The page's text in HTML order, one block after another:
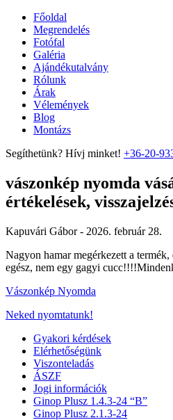
Főoldal
Megrendelés
Fotófal
Galéria
Ajándékutalvány
Rólunk
Árak
Vélemények
Blog
Montázs
Segíthetünk? Hívj minket! +36-20-
vászonkép nyomda
értékelések,
Kapuvári Gábor - 2026. február 28.
Nagyon hamar megérkezett a
egész, nem egy gagyi
Vászonkép Nyomda
Neked nyomtatunk!
Gyakori kérdések
Elérhetőségünk
Viszonteladás
ÁSZF
Jogi információk
Ginop Plusz 1.4.3-24 “B”
Ginop Plusz 2.1.3-24